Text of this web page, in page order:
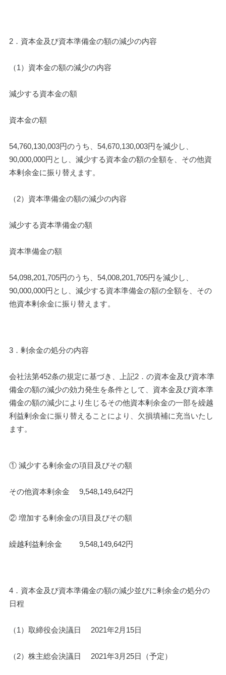
2．資本金及び資本準備金の額の減少の内容
（1）資本金の額の減少の内容
減少する資本金の額
資本金の額
54,760,130,003円のうち、54,670,130,003円を減少し、
90,000,000円とし、減少する資本金の額の全額を、その他資
本剰余金に振り替えます。
（2）資本準備金の額の減少の内容
減少する資本準備金の額
資本準備金の額
54,098,201,705円のうち、54,008,201,705円を減少し、
90,000,000円とし、減少する資本準備金の額の全額を、その
他資本剰余金に振り替えます。
3．剰余金の処分の内容
会社法第452条の規定に基づき、上記2．の資本金及び資本準
備金の額の減少の効力発生を条件として、資本金及び資本準
備金の額の減少により生じるその他資本剰余金の一部を繰越
利益剰余金に振り替えることにより、欠損填補に充当いたし
ます。
① 減少する剰余金の項目及びその額
その他資本剰余金 　9,548,149,642円
② 増加する剰余金の項目及びその額
繰越利益剰余金 　　9,548,149,642円
4．資本金及び資本準備金の額の減少並びに剰余金の処分の
日程
（1）取締役会決議日 　2021年2月15日
（2）株主総会決議日 　2021年3月25日（予定）